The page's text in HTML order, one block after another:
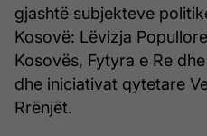
gjashtë subjekteve
Kosovë: Lëvizja
Kosovës, Fytyra e Re
dhe iniciativat qytetare
Rrënjët.